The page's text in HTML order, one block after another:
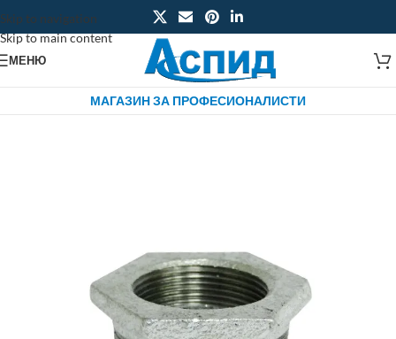
Skip to navigation
Skip to main content
МЕНЮ
МАГАЗИН ЗА ПРОФЕСИОНАЛИСТИ